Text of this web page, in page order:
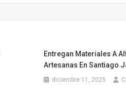
Entregan Materiales A
Artesanas En Santiago
diciembre 11, 2025